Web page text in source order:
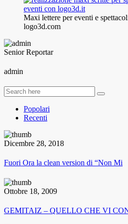
Maxi lettere per eventi e
logo3d.com
Senior Reportar
admin
Popolari
Recenti
Dicembre 28, 2018
Fuori Ora la clean version di “Non Mi
Ottobre 18, 2009
GEMITAIZ – QUELLO CHE VI